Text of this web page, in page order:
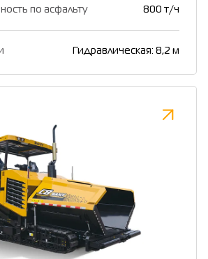
по асфальту 800 т/ч
Гидравлическая: 8,2 м